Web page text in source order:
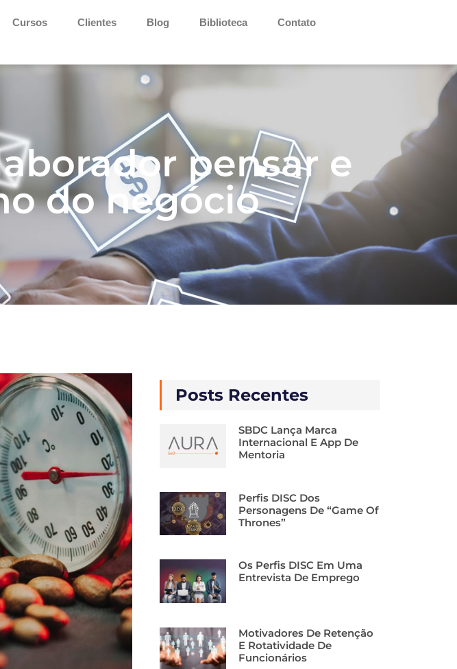
Cursos Clientes Blog Biblioteca Contato
pensar e
do negócio
Posts Recentes
SBDC Lança Marca
Internacional E App De
Mentoria
Perfis DISC Dos
Personagens De “Game Of
Thrones”
Os Perfis DISC Em Uma
Entrevista De Emprego
Motivadores De Retenção
E Rotatividade De
Funcionários